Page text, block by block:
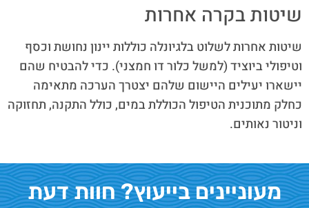
שיטות בקרה אחרות
שיטות אחרות לשלוט בלגיונלה כוללות יינון נחושת וכסף
וטיפולי ביוציד (למשל כלור דו חמצני). כדי להבטיח שהם
יישארו יעילים היישום שלהם יצטרך הערכה מתאימה
כחלק מתוכנית הטיפול הכוללת במים, כולל התקנה, תחזוקה
וניטור נאותים.
מעוניינים בייעוץ? חוות דעת